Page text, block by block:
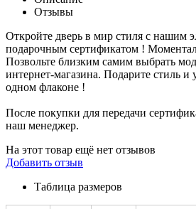
Отзывы
Откройте дверь в мир стиля с нашим
подарочным сертификатом !
Позвольте близким самим выбрать
интернет-магазина. Подарите стиль и
одном флаконе !
После покупки для передачи
наш менеджер.
На этот товар ещё нет отзывов
Добавить отзыв
Таблица размеров